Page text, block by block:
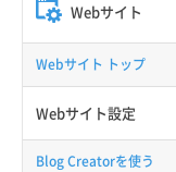
Webサイト
Webサイト トップ
Webサイト設定
Blog Creatorを使う